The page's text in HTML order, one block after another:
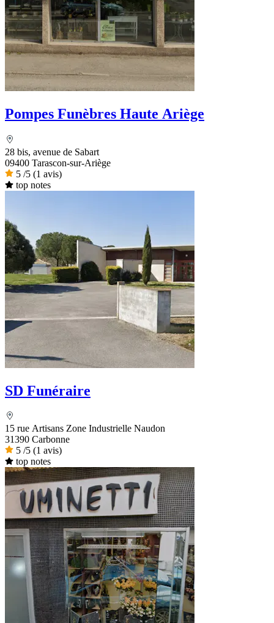
Pompes Funèbres Haute Ariège
28 bis, avenue de Sabart
09400 Tarascon-sur-Ariège
5 /5 (1 avis)
top notes
SD Funéraire
15 rue Artisans Zone Industrielle Naudon
31390 Carbonne
5 /5 (1 avis)
top notes